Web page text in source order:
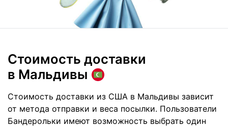
Стоимость доставки
в Мальдивы
Стоимость доставки из США в Мальдивы зависит
от метода отправки и веса посылки. Пользователи
Бандерольки имеют возможность выбрать один